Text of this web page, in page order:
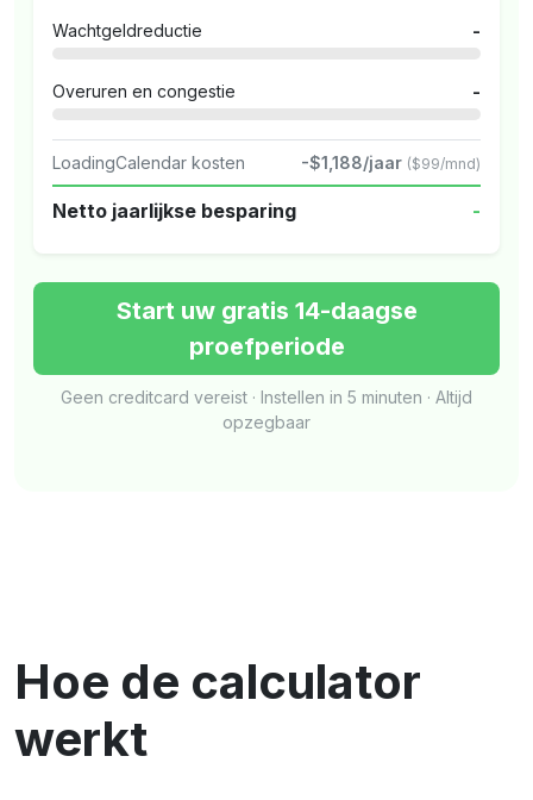
Wachtgeldreductie -
Overuren en congestie -
LoadingCalendar kosten -$1,188/jaar ($99/mnd)
Netto jaarlijkse besparing -
Start uw gratis 14-daagse
proefperiode
Geen creditcard vereist · Instellen in 5 minuten · Altijd
opzegbaar
Hoe de calculator
werkt